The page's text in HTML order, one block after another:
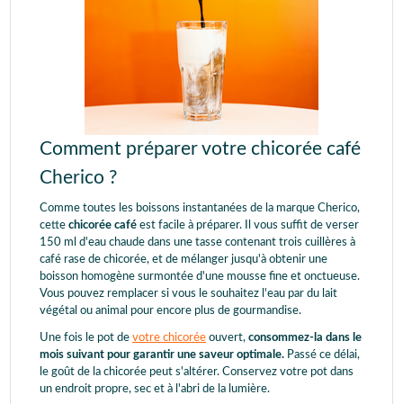
Comment préparer votre chicorée café
Cherico ?
Comme toutes les boissons instantanées de la marque Cherico,
cette chicorée café est facile à préparer. Il vous suffit de verser
150 ml d'eau chaude dans une tasse contenant trois cuillères à
café rase de chicorée, et de mélanger jusqu'à obtenir une
boisson homogène surmontée d'une mousse fine et onctueuse.
Vous pouvez remplacer si vous le souhaitez l'eau par du lait
végétal ou animal pour encore plus de gourmandise.
Une fois le pot de votre chicorée ouvert, consommez-la dans le
mois suivant pour garantir une saveur optimale. Passé ce délai,
le goût de la chicorée peut s'altérer. Conservez votre pot dans
un endroit propre, sec et à l'abri de la lumière.